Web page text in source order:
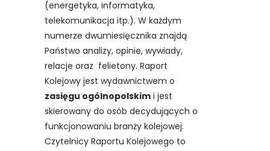
(energetyka, informatyka,
telekomunikacja itp.). W każdym
numerze dwumiesięcznika znajdą
Państwo analizy, opinie, wywiady,
relacje oraz felietony. Raport
Kolejowy jest wydawnictwem o
zasięgu ogólnopolskim i jest
skierowany do osób decydujących o
funkcjonowaniu branży kolejowej.
Czytelnicy Raportu Kolejowego to